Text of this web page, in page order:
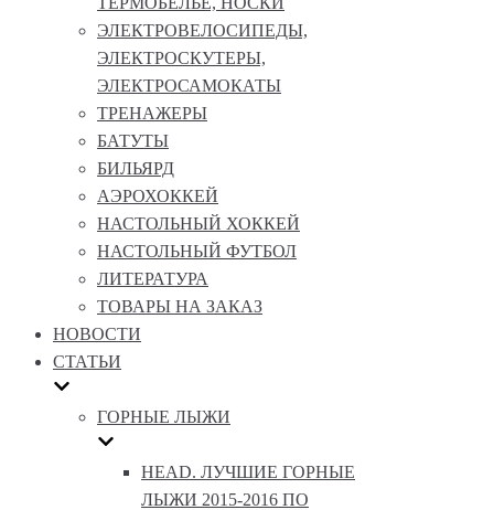
ЭЛЕКТРОВЕЛОСИПЕДЫ,
ЭЛЕКТРОСКУТЕРЫ,
ЭЛЕКТРОСАМОКАТЫ
ТРЕНАЖЕРЫ
БАТУТЫ
БИЛЬЯРД
АЭРОХОККЕЙ
НАСТОЛЬНЫЙ ХОККЕЙ
НАСТОЛЬНЫЙ ФУТБОЛ
ЛИТЕРАТУРА
ТОВАРЫ НА ЗАКАЗ
НОВОСТИ
СТАТЬИ
ГОРНЫЕ ЛЫЖИ
HEAD. ЛУЧШИЕ ГОРНЫЕ
ЛЫЖИ 2015-2016 ПО